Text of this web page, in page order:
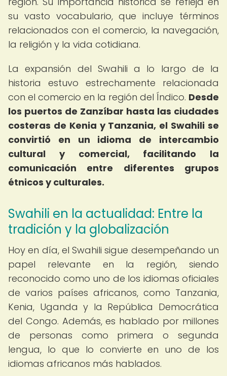
su vasto vocabulario, que incluye términos
relacionados con el comercio, la navegación,
la religión y la vida cotidiana.
La expansión del Swahili a lo largo de la
historia estuvo estrechamente relacionada
con el comercio en la región del Índico. Desde
los puertos de Zanzíbar hasta las ciudades
costeras de Kenia y Tanzania, el Swahili se
convirtió en un idioma de intercambio
cultural y comercial, facilitando la
comunicación entre diferentes grupos
étnicos y culturales.
Swahili en la actualidad: Entre la
tradición y la globalización
Hoy en día, el Swahili sigue desempeñando un
papel relevante en la región, siendo
reconocido como uno de los idiomas oficiales
de varios países africanos, como Tanzania,
Kenia, Uganda y la República Democrática
del Congo. Además, es hablado por millones
de personas como primera o segunda
lengua, lo que lo convierte en uno de los
idiomas africanos más hablados.